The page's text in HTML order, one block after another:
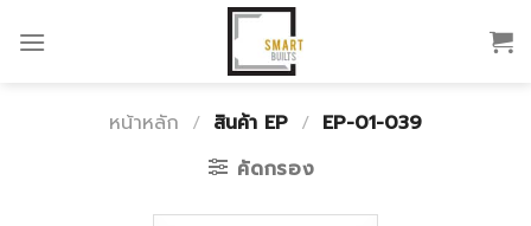
หน้าหลัก / สินค้า EP / EP-01-039
คัดกรอง